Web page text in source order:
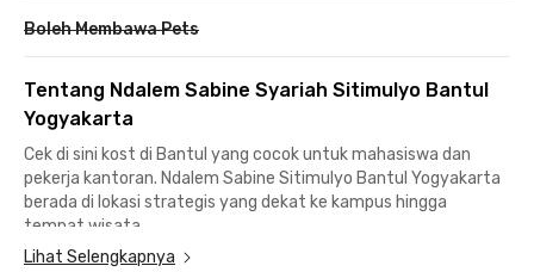
Boleh Membawa Pets
Tentang Ndalem Sabine Syariah Sitimulyo Bantul
Yogyakarta
Cek di sini kost di Bantul yang cocok untuk mahasiswa dan
pekerja kantoran. Ndalem Sabine Sitimulyo Bantul Yogyakarta
berada di lokasi strategis yang dekat ke kampus hingga
tempat wisata.
Lihat Selengkapnya